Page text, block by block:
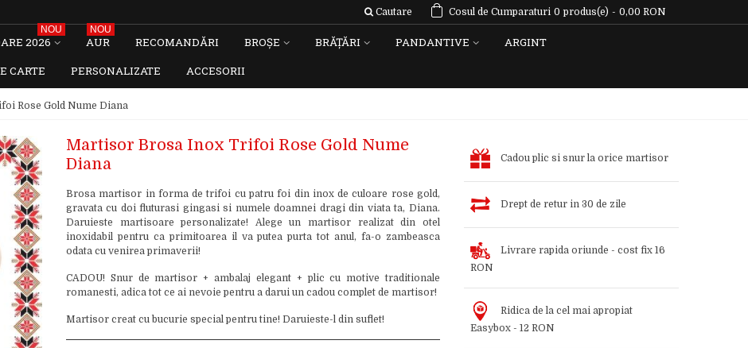
Cautare Cosul de Cumparaturi 0 produs(e) - 0,00 RON
2026
NOU
AUR
NOU
RECOMANDĂRI BROȘE BRĂȚĂRI PANDANTIVE
ARGINT
CARTE
PERSONALIZATE ACCESORII
Rose Gold Nume Diana
Martisor Brosa Inox Trifoi Rose Gold Nume
Diana
Brosa martisor in forma de trifoi cu patru foi din inox de culoare rose gold,
gravata cu doi fluturasi gingasi si numele doamnei dragi din viata ta, Diana.
Daruieste martisoare personalizate! Alege un martisor realizat din otel
inoxidabil pentru ca primitoarea il va putea purta tot anul, fa-o zambeasca
odata cu venirea primaverii!
CADOU! Snur de martisor + ambalaj elegant + plic cu motive traditionale
romanesti, adica tot ce ai nevoie pentru a darui un cadou complet de martisor!
Martisor creat cu bucurie special pentru tine! Daruieste-l din suflet!
Cadou plic si snur la orice martisor
Drept de retur in 30 de zile
Livrare rapida oriunde - cost fix 16
RON
Ridica de la cel mai apropiat
Easybox - 12 RON